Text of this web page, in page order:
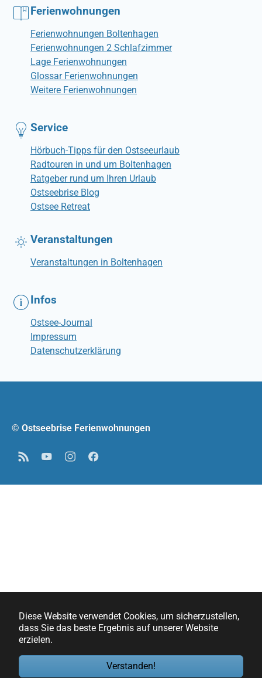
Diese Website verwendet Cookies, um sicherzustellen,
dass Sie das beste Ergebnis auf unserer Website
erzielen.
Verstanden!
Ferienwohnungen
Ferienwohnungen Boltenhagen
Ferienwohnungen 2 Schlafzimmer
Lage Ferienwohnungen
Glossar Ferienwohnungen
Weitere Ferienwohnungen
Service
Hörbuch-Tipps für den Ostseeurlaub
Radtouren in und um Boltenhagen
Ratgeber rund um Ihren Urlaub
Ostseebrise Blog
Ostsee Retreat
Veranstaltungen
Veranstaltungen in Boltenhagen
Infos
Ostsee-Journal
Impressum
Datenschutzerklärung
© Ostseebrise Ferienwohnungen
RSS YouTubeInstagramFacebook